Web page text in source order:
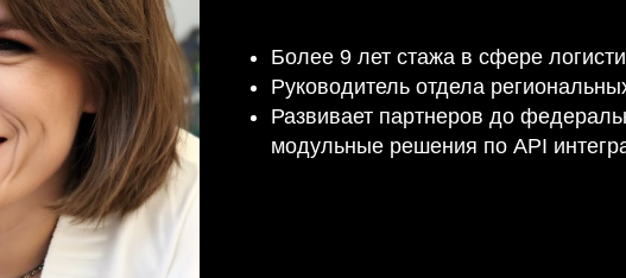
Более 9 лет стажа в сфере
Руководитель отдела
Развивает партнеров до
модульные решения по API